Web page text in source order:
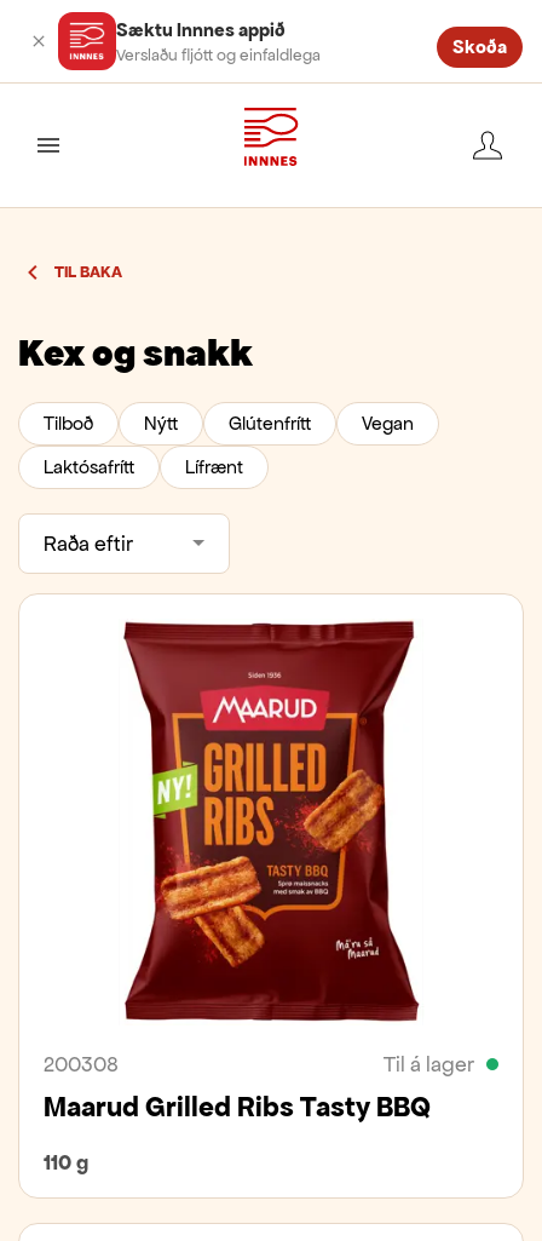
Sæktu Innnes appið
Verslaðu fljótt og einfaldlega Skoða
valmynd
TIL BAKA
Kex og snakk
Tilboð Nýtt Glútenfrítt
Vegan
Laktósafrítt
Lífrænt
Raða eftir
200308 Til á lager
Maarud Grilled Ribs Tasty BBQ
110 g